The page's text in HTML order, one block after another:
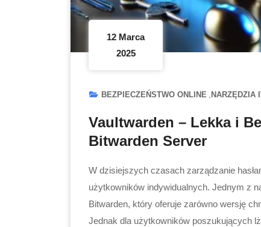
12 Marca
2025
BEZPIECZEŃSTWO ONLINE NARZĘDZIA
Vaultwarden – Lekka i
Bitwarden Server
W dzisiejszych czasach zarządzanie
użytkowników indywidualnych. Jednym z
Bitwarden, który oferuje zarówno wersję
Jednak dla użytkowników poszukujących